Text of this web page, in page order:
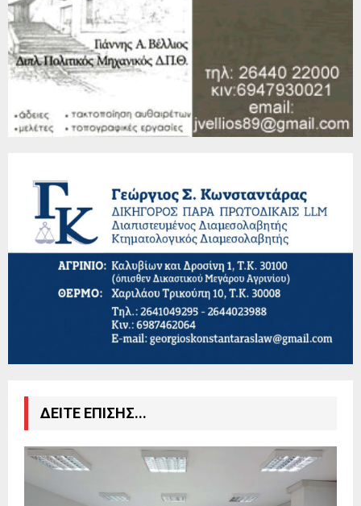
ΔΕΙΤΕ ΕΠΙΣΗΣ...